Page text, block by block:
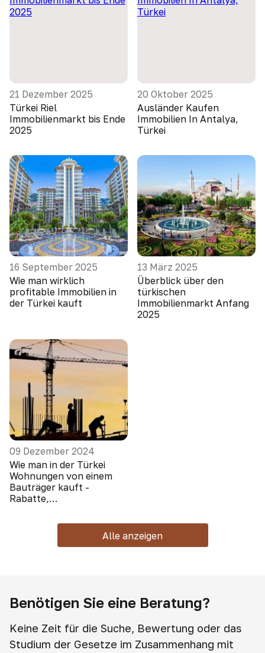
21 Dezember 2025
Türkei Riel
Immobilienmarkt bis Ende
2025
20 Oktober 2025
Ausländer Kaufen
Immobilien In Antalya,
Türkei
16 September 2025
Wie man wirklich
profitable Immobilien in
der Türkei kauft
13 März 2025
Überblick über den
türkischen
Immobilienmarkt Anfang
2025
09 Dezember 2024
Wie man in der Türkei
Wohnungen von einem
Bauträger kauft -
Rabatte,
Alle anzeigen
Benötigen Sie eine Beratung?
Keine Zeit für die Suche, Bewertung oder das
Studium der Gesetze im Zusammenhang mit